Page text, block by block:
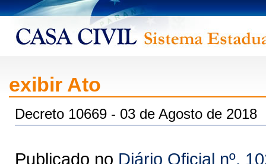
exibir Ato
Decreto 10669 - 03 de Agosto de 2018
Publicado no Diário Oficial nº.